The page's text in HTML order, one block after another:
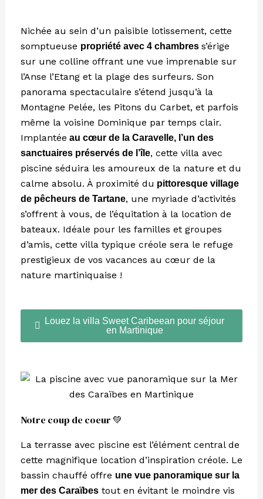
Nichée au sein d’un paisible lotissement, cette
somptueuse propriété avec 4 chambres s’érige
sur une colline offrant une vue imprenable sur
l’Anse l’Etang et la plage des surfeurs. Son
panorama spectaculaire s’étend jusqu’à la
Montagne Pelée, les Pitons du Carbet, et parfois
même la voisine Dominique par temps clair.
Implantée au cœur de la Caravelle, l’un des
sanctuaires préservés de l’île, cette villa avec
piscine séduira les amoureux de la nature et du
calme absolu. À proximité du pittoresque village
de pêcheurs de Tartane, une myriade d’activités
s’offrent à vous, de l’équitation à la location de
bateaux. Idéale pour les familles et groupes
d’amis, cette villa typique créole sera le refuge
prestigieux de vos vacances au cœur de la
nature martiniquaise !
Louez la villa Sweet Caribeean pour séjour
en Martinique
Notre coup de coeur 💚
La terrasse avec piscine est l’élément central de
cette magnifique location d’inspiration créole. Le
bassin chauffé offre une vue panoramique sur la
mer des Caraïbestout en évitant le moindre vis